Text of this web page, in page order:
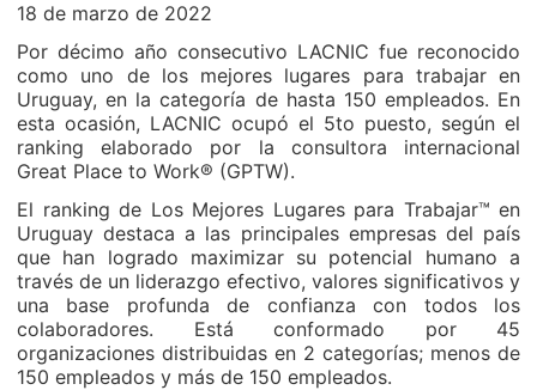
18 de marzo de 2022
Por décimo año consecutivo LACNIC fue reconocido
como uno de los mejores lugares para trabajar en
Uruguay, en la categoría de hasta 150 empleados. En
esta ocasión, LACNIC ocupó el 5to puesto, según el
ranking elaborado por la consultora internacional
Great Place to Work® (GPTW).
El ranking de Los Mejores Lugares para Trabajar™ en
Uruguay destaca a las principales empresas del país
que han logrado maximizar su potencial humano a
través de un liderazgo efectivo, valores significativos y
una base profunda de confianza con todos los
colaboradores. Está conformado por 45
organizaciones distribuidas en 2 categorías; menos de
150 empleados y más de 150 empleados.